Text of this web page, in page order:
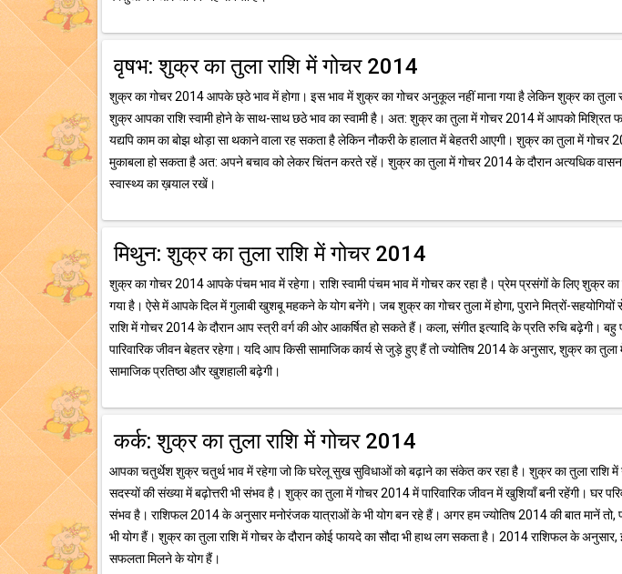
वृषभ: शुक्र का तुला राशि में गोचर 2014
शुक्र का गोचर 2014 आपके छ्ठे भाव में होगा। इस भाव में शुक्र का गोचर अनुकूल नहीं माना गया है लेकिन शुक्र का तुला
शुक्र आपका राशि स्वामी होने के साथ-साथ छठे भाव का स्वामी है। अत: शुक्र का तुला में गोचर 2014 में आपको
यद्यपि काम का बोझ थोड़ा सा थकाने वाला रह सकता है लेकिन नौकरी के हालात में बेहतरी आएगी। शुक्र का तुला में
मुकाबला हो सकता है अत: अपने बचाव को लेकर चिंतन करते रहें। शुक्र का तुला में गोचर 2014 के दौरान अत्यधिक
स्वास्थ्य का ख़याल रखें।
मिथुन: शुक्र का तुला राशि में गोचर 2014
शुक्र का गोचर 2014 आपके पंचम भाव में रहेगा। राशि स्वामी पंचम भाव में गोचर कर रहा है। प्रेम प्रसंगों के लिए शुक्र
गया है। ऐसे में आपके दिल में गुलाबी खुशबू महकने के योग बनेंगे। जब शुक्र का गोचर तुला में होगा, पुराने मित्रों-सहयोगियों
राशि में गोचर 2014 के दौरान आप स्त्री वर्ग की ओर आकर्षित हो सकते हैं। कला, संगीत इत्यादि के प्रति रुचि बढ़ेगी। बहु
पारिवारिक जीवन बेहतर रहेगा। यदि आप किसी सामाजिक कार्य से जुड़े हुए हैं तो ज्योतिष 2014 के अनुसार, शुक्र का
सामाजिक प्रतिष्ठा और खुशहाली बढ़ेगी।
कर्क: शुक्र का तुला राशि में गोचर 2014
आपका चतुर्थेश शुक्र चतुर्थ भाव में रहेगा जो कि घरेलू सुख सुविधाओं को बढ़ाने का संकेत कर रहा है। शुक्र का तुला राशि में
सदस्यों की संख्या में बढ़ोत्तरी भी संभव है। शुक्र का तुला में गोचर 2014 में पारिवारिक जीवन में खुशियाँ बनी रहेंगी। घर
संभव है। राशिफल 2014 के अनुसार मनोरंजक यात्राओं के भी योग बन रहे हैं। अगर हम ज्योतिष 2014 की बात मानें तो,
भी योग हैं। शुक्र का तुला राशि में गोचर के दौरान कोई फायदे का सौदा भी हाथ लग सकता है। 2014 राशिफल के
सफलता मिलने के योग हैं।